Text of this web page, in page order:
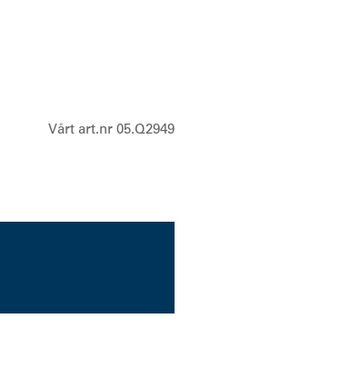
Vårt art.nr 05.Q2949